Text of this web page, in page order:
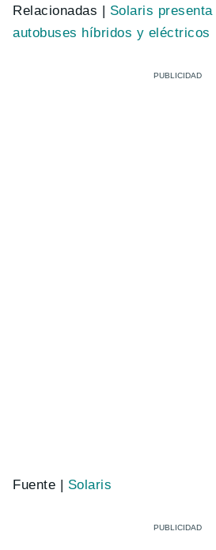
Relacionadas | Solaris
autobuses híbridos y eléctricos
Fuente | Solaris